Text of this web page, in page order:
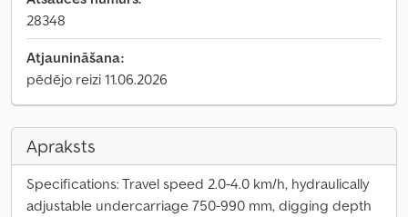
28348
Atjaunināšana:
pēdējo reizi 11.06.2026
Apraksts
Specifications: Travel speed 2.0-4.0 km/h, hydraulically
adjustable undercarriage 750-990 mm, digging depth